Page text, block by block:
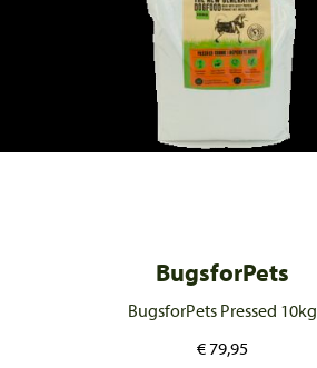
BugsforPets
BugsforPets Pressed 10kg
€79,95